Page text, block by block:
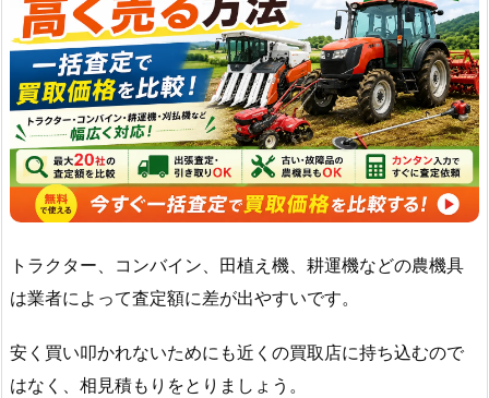
トラクター、コンバイン、田植え機、耕運機などの農機具
は業者によって査定額に差が出やすいです。
安く買い叩かれないためにも近くの買取店に持ち込むので
はなく、相見積もりをとりましょう。